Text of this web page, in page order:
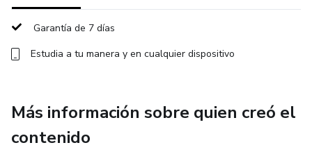
Cada semana podrás llevar tus preguntas, bloqueos o
situaciones específicas para recibir claridad sobre qué hacer,
qué ajustar y cuál es el siguiente paso para avanzar.
Garantía de 7 días
Estudia a tu manera y en cualquier dispositivo
Más información sobre quien creó el
contenido